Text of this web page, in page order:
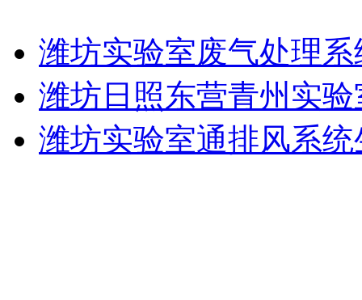
潍坊实验室废气处理
潍坊日照东营青州实
潍坊实验室通排风系